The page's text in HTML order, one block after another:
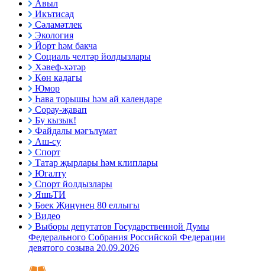
Авыл
Икътисад
Сәламәтлек
Экология
Йорт һәм бакча
Социаль челтәр йолдызлары
Хәвеф-хәтәр
Көн кадагы
Юмор
Һава торышы һәм ай календаре
Сорау-җавап
Бу кызык!
Файдалы мәгълүмат
Аш-су
Спорт
Татар җырлары һәм клиплары
Югалту
Спорт йолдызлары
ЯшьТИ
Бөек Җиңүнең 80 еллыгы
Видео
Выборы депутатов Государственной Думы
Федерального Собрания Российской Федерации
девятого созыва 20.09.2026